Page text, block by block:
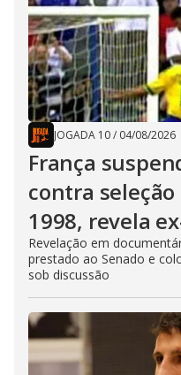
JOGADA 10/ 04/08/2026
França
contra
1998, revela
Revelação em
prestado ao Senado e
sob discussão